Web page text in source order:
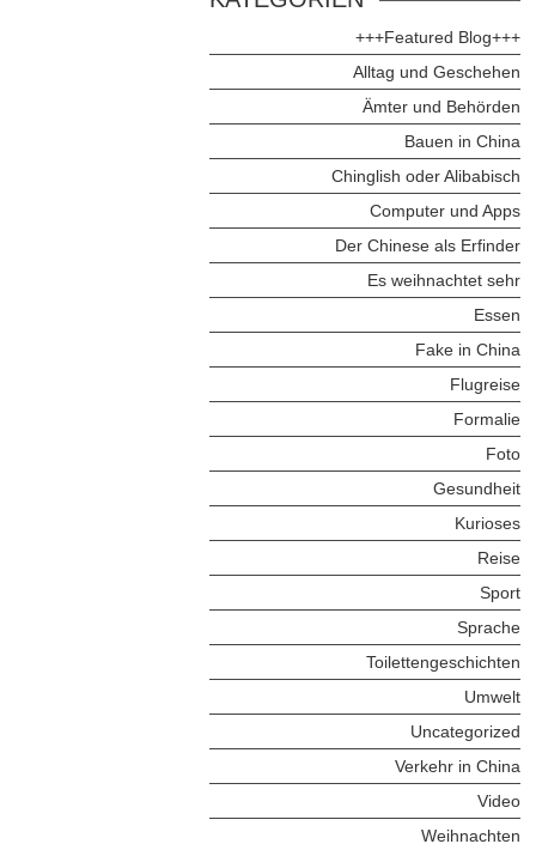
+++Featured Blog+++
Alltag und Geschehen
Ämter und Behörden
Bauen in China
Chinglish oder Alibabisch
Computer und Apps
Der Chinese als Erfinder
Es weihnachtet sehr
Essen
Fake in China
Flugreise
Formalie
Foto
Gesundheit
Kurioses
Reise
Sport
Sprache
Toilettengeschichten
Umwelt
Uncategorized
Verkehr in China
Video
Weihnachten